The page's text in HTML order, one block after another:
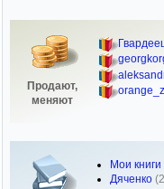
Продают,
меняют
Мои книги
Дяченко